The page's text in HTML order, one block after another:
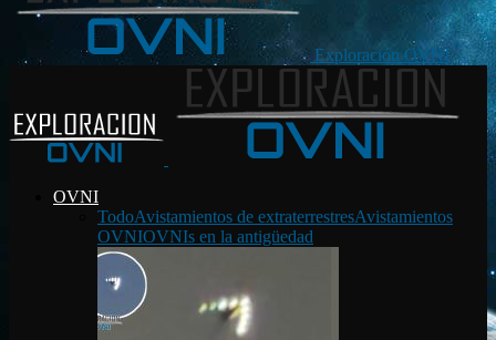
Exploración OVNI
OVNI
TodoAvistamientos de extraterrestresAvistamientos
OVNIOVNIs en la antigüedad